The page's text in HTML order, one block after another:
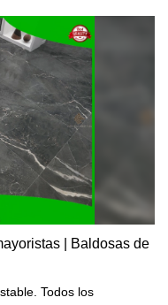
| Baldosas de
Todos los